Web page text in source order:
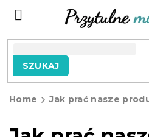
SZUKAJ
Home Jak prać nasze